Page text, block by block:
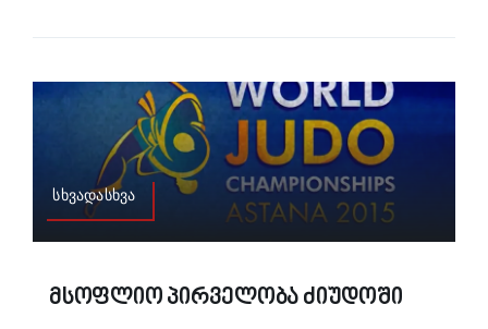
სხვადასხვა
Მსოფლიო Პირველობა Ძიუდოში